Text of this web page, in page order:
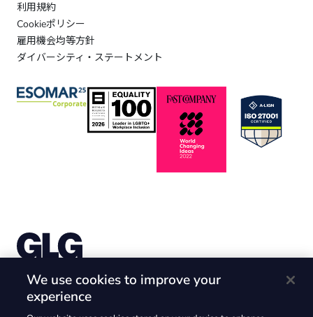
利用規約
Cookieポリシー
雇用機会均等方針
ダイバーシティ・ステートメント
グループ）
〒105-6226 東京都港区愛宕2-5-1 愛宕グリーンヒルズ
We use cookies to improve your
experience